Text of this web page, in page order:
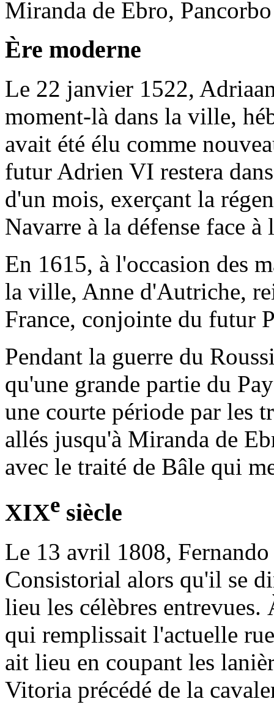
Miranda de Ebro,
Ère moderne
Le 22 janvier 1522,
moment-là dans la ville,
avait été élu comme
futur Adrien VI restera
d'un mois, exerçant la
Navarre à la défense face
En 1615, à l'occasion des
la ville, Anne d'Autriche,
France, conjointe du futur
Pendant la guerre du
qu'une grande partie du
une courte période par les
allés jusqu'à Miranda de
avec le traité de Bâle qui
XIXe siècle
Le 13 avril 1808,
Consistorial alors qu'il se
lieu les célèbres
qui remplissait l'actuelle
ait lieu en coupant les
Vitoria précédé de la